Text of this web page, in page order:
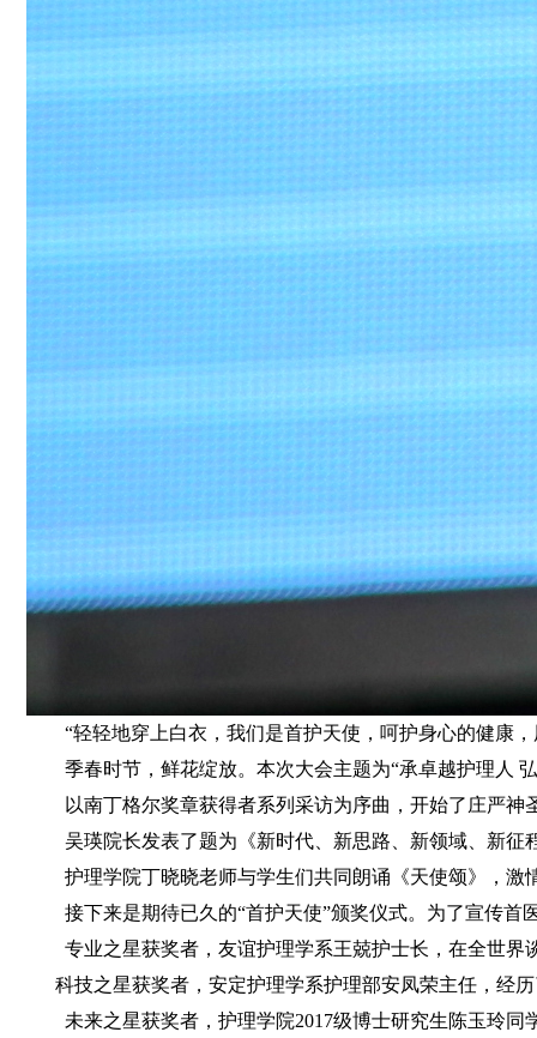
“轻轻地穿上白衣，我们是首护天使，呵护身心的健康，
季春时节，鲜花绽放。本次大会主题为“承卓越护理人 弘
以南丁格尔奖章获得者系列采访为序曲，开始了庄严神圣
吴瑛院长发表了题为《新时代、新思路、新领域、新征程
护理学院丁晓晓老师与学生们共同朗诵《天使颂》，激
接下来是期待已久的“首护天使”颁奖仪式。为了宣传首医
专业之星获奖者，友谊护理学系王兢护士长，在全世界谈
科技之星获奖者，安定护理学系护理部安凤荣主任，经历
未来之星获奖者，护理学院2017级博士研究生陈玉玲同